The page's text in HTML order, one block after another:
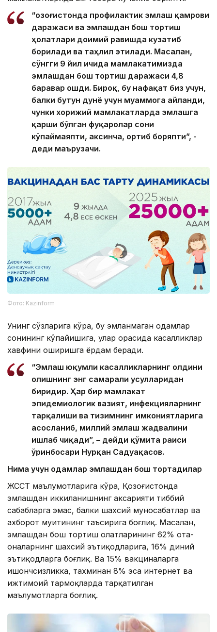
“Қозоғистонда профилактик эмлаш қамрови
даражаси ва эмлашдан бош тортиш
ҳолатлари доимий равишда кузатиб
борилади ва таҳлил этилади. Масалан,
сўнгги 9 йил ичида мамлакатимизда
эмлашдан бош тортиш даражаси 4,8
баравар ошди. Бироқ, бу нафақат биз учун,
балки бутун дунё учун муаммога айланди,
чунки хорижий мамлакатларда эмлашга
қарши бўлган фуқаролар сони
кўпаймаяпти, аксинча, ортиб боряпти”, -
деди маърузачи.
Фото: Kazinform
Унинг сўзларига кўра, бу эмланмаган одамлар
сонининг кўпайишига, улар орасида касалликлар
хавфини оширишга ёрдам беради.
“Эмлаш юқумли касалликларнинг олдини
олишнинг энг самарали усулларидан
биридир. Ҳар бир мамлакат
эпидемиологик вазият, инфекцияларнинг
тарқалиши ва тизимнинг имкониятларига
асосланиб, миллий эмлаш жадвалини
ишлаб чиқади”, – дейди қўмита раиси
ўринбосари Нурқан Садуақасов.
Нима учун одамлар эмлашдан бош тортадилар
ЖССТ маълумотларига кўра, Қозоғистонда
эмлашдан иккиланишнинг аксарияти тиббий
сабабларга эмас, балки шахсий муносабатлар ва
ахборот муҳитининг таъсирига боғлиқ. Масалан,
эмлашдан бош тортиш ҳолатларининг 62% ота-
оналарнинг шахсий эътиқодларига, 16% диний
эътиқодларга боғлиқ. Ва 15% вакциналарга
ишончсизликка, тахминан 8% эса интернет ва
ижтимоий тармоқларда тарқатилган
маълумотларга боғлиқ.